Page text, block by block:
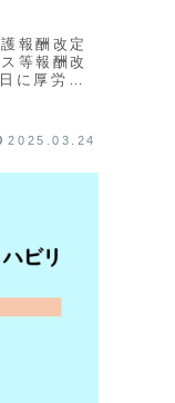
報酬改定
等報酬改
に厚労省
2025.03.24